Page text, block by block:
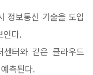
정보통신 기술을 도입
인다.
센터와 같은 클라우드
측된다.